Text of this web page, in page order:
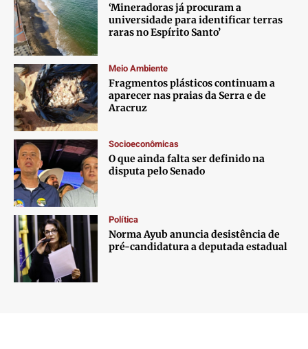
‘Mineradoras já procuram a
universidade para identificar terras
raras no Espírito Santo’
Meio Ambiente
Fragmentos plásticos continuam a
aparecer nas praias da Serra e de
Aracruz
Socioeconômicas
O que ainda falta ser definido na
disputa pelo Senado
Política
Norma Ayub anuncia desistência de
pré-candidatura a deputada estadual